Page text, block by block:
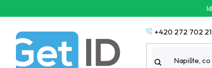
+420 272 702